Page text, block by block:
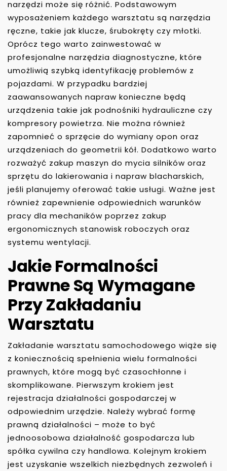
narzędzi może się różnić. Podstawowym
wyposażeniem każdego warsztatu są narzędzia
ręczne, takie jak klucze, śrubokręty czy młotki.
Oprócz tego warto zainwestować w
profesjonalne narzędzia diagnostyczne, które
umożliwią szybką identyfikację problemów z
pojazdami. W przypadku bardziej
zaawansowanych napraw konieczne będą
urządzenia takie jak podnośniki hydrauliczne czy
kompresory powietrza. Nie można również
zapomnieć o sprzęcie do wymiany opon oraz
urządzeniach do geometrii kół. Dodatkowo warto
rozważyć zakup maszyn do mycia silników oraz
sprzętu do lakierowania i napraw blacharskich,
jeśli planujemy oferować takie usługi. Ważne jest
również zapewnienie odpowiednich warunków
pracy dla mechaników poprzez zakup
ergonomicznych stanowisk roboczych oraz
systemu wentylacji.
Jakie Formalności
Prawne Są Wymagane
Przy Zakładaniu
Warsztatu
Zakładanie warsztatu samochodowego wiąże się
z koniecznością spełnienia wielu formalności
prawnych, które mogą być czasochłonne i
skomplikowane. Pierwszym krokiem jest
rejestracja działalności gospodarczej w
odpowiednim urzędzie. Należy wybrać formę
prawną działalności – może to być
jednoosobowa działalność gospodarcza lub
spółka cywilna czy handlowa. Kolejnym krokiem
jest uzyskanie wszelkich niezbędnych zezwoleń i